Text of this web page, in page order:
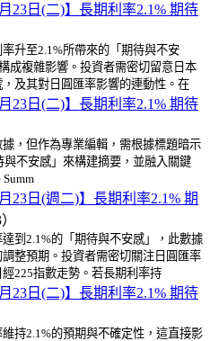
23日(二)】長期利率2.1% 期待
升至2.1%所帶來的「期待與不安
成複雜影響。投資者需密切留意日本
及其對日圓匯率影響的連動性。在
23日(二)】長期利率2.1% 期待
，但作為專業編輯，需根據標題暗示
與不安感」來構建摘要，並融入關鍵
23日(週二)】長期利率2.1% 期
到2.1%的「期待與不安感」，此數據
整預期。投資者需密切關注日圓匯率
225指數走勢。若長期利率持
23日(二)】長期利率2.1% 期待
持2.1%的預期與不確定性，這直接影